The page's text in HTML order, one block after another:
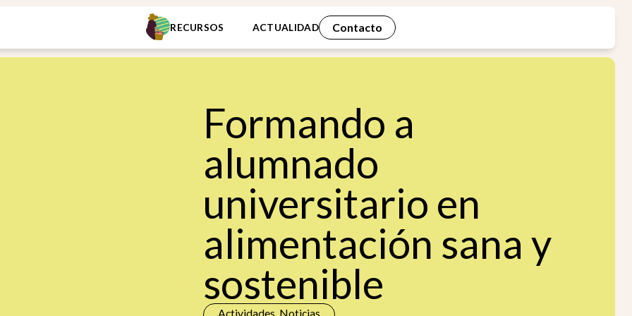
RECURSOS ACTUALIDAD Contacto
Formando a
alumnado
universitario en
alimentación sana y
sostenible
Actividades, Noticias